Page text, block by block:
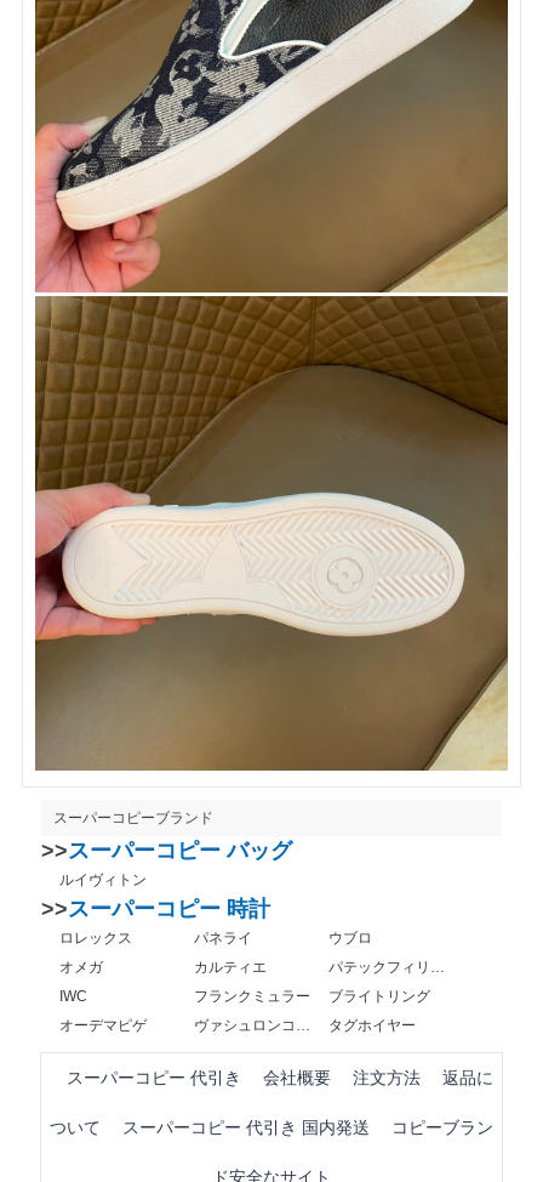
スーパーコピーブランド
>>スーパーコピー バッグ
ルイヴィトン
>>スーパーコピー 時計
ロレックス パネライ
ウブロ
オメガ
カルティエ
IWC
フランクミュラー
ブライトリング
オーデマピゲ
タグホイヤー
スーパーコピー 代引き 会社概要 注文方法 返品に
ついて スーパーコピー 代引き 国内発送 コピーブラン
ド安全なサイト